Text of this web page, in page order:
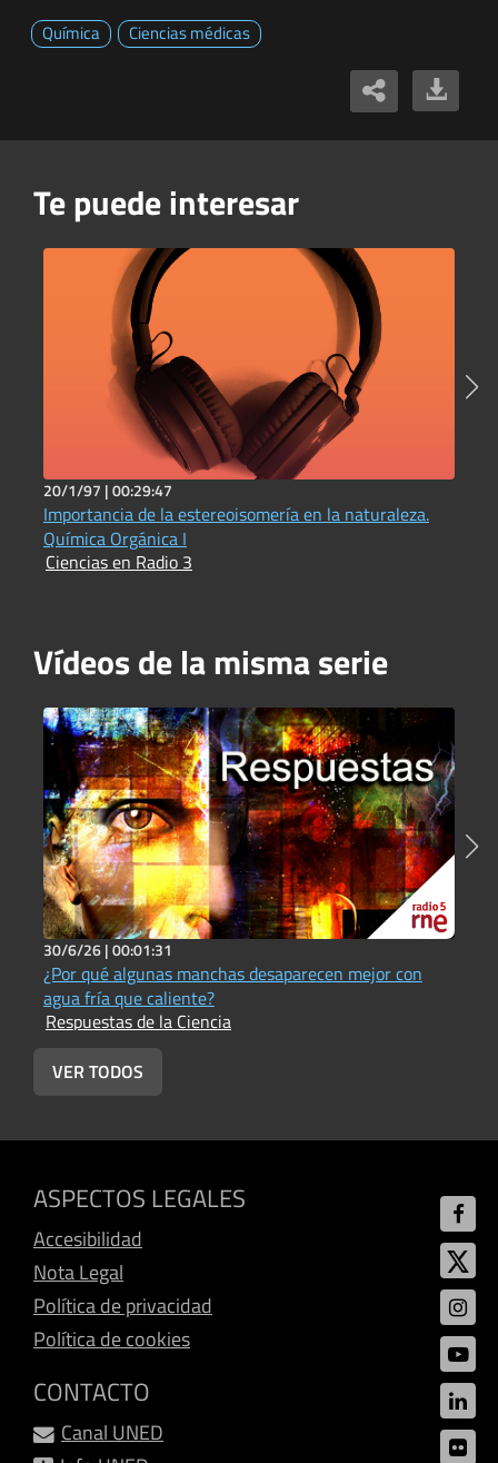
Química
Ciencias médicas
Te puede interesar
20/1/97 |00:29:47
Importancia de la estereoisomería en la naturaleza.
Química Orgánica I
Ciencias en Radio 3
Vídeos de la misma serie
30/6/26 |00:01:31
¿Por qué algunas manchas desaparecen mejor con
agua fría que caliente?
Respuestas de la Ciencia
VER TODOS
ASPECTOS LEGALES
Accesibilidad
Nota Legal
Política de privacidad
Política de cookies
CONTACTO
Canal UNED